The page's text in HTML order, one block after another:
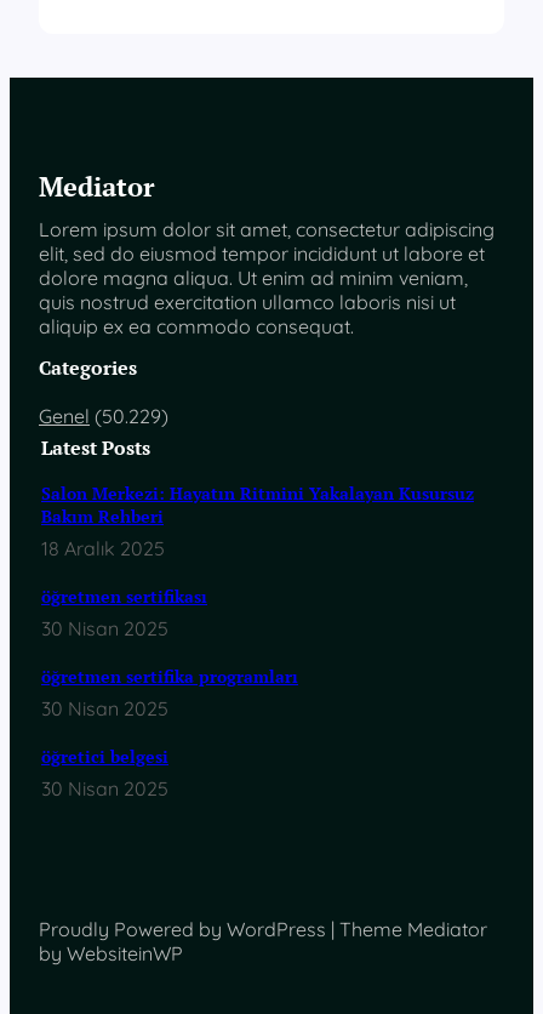
Mediator
Lorem ipsum dolor sit amet, consectetur adipiscing
elit, sed do eiusmod tempor incididunt ut labore et
dolore magna aliqua. Ut enim ad minim veniam,
quis nostrud exercitation ullamco laboris nisi ut
aliquip ex ea commodo consequat.
Categories
Genel (50.229)
Latest Posts
Salon Merkezi: Hayatın Ritmini Yakalayan Kusursuz
Bakım Rehberi
18 Aralık 2025
öğretmen sertifikası
30 Nisan 2025
öğretmen sertifika programları
30 Nisan 2025
öğretici belgesi
30 Nisan 2025
Proudly Powered by WordPress | Theme Mediator
by WebsiteinWP